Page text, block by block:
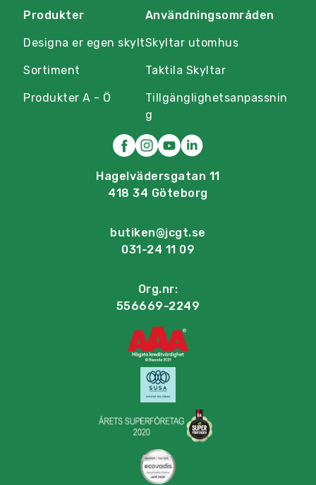
Produkter
Designa er egen skylt
Sortiment
Produkter A - Ö
Användningsområden
Skyltar utomhus
Taktila Skyltar
Tillgänglighetsanpassnin
g
Hagelvädersgatan 11
418 34 Göteborg
butiken@jcgt.se
031-24 11 09
Org.nr:
556669-2249